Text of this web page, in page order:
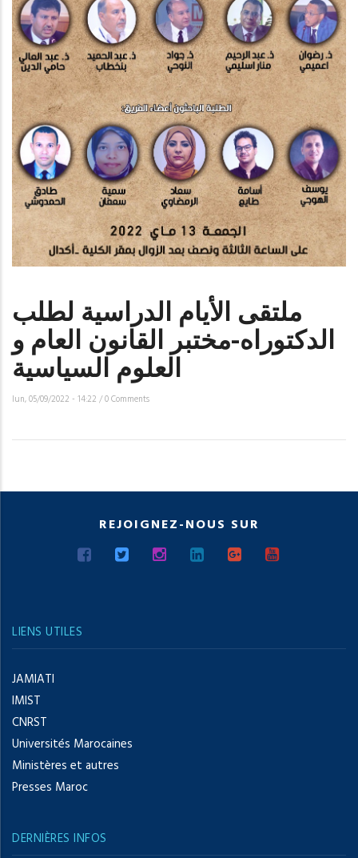
ملتقى الأيام الدراسية لطلب
الدكتوراه-مختبر القانون العام و
العلوم السياسية
lun, 05/09/2022 - 14:22 /0 Comments
REJOIGNEZ-NOUS SUR
LIENS UTILES
JAMIATI
IMIST
CNRST
Universités Marocaines
Ministères et autres
Presses Maroc
DERNIÈRES INFOS